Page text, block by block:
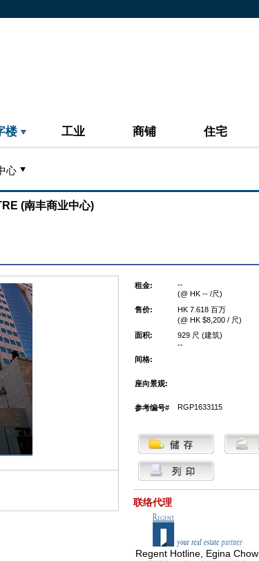
楼 工业 商铺 住宅
心
(南丰商业中心)
租金:
--
(@ HK -- /尺)
售价:
HK 7.618 百万
(@ HK $8,200 / 尺)
面积:
929 尺 (建筑)
--
间格:
座向景观:
参考编号# RGP1633115
联络代理
Regent Hotline, Egina Chow